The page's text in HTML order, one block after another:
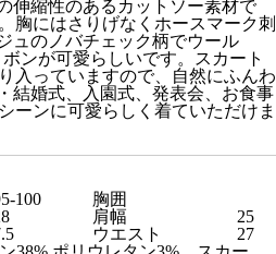
伸縮性のあるカットソー素材で
胸にはさりげなくホースマーク刺
ュのノバチェック柄でウール
ンが可愛らしいです。スカート
入っていますので、自然にふんわ
結婚式、入園式、発表会、お食事
ーンに可愛らしく着ていただけま
100
胸囲
肩幅
25
ウエスト
27